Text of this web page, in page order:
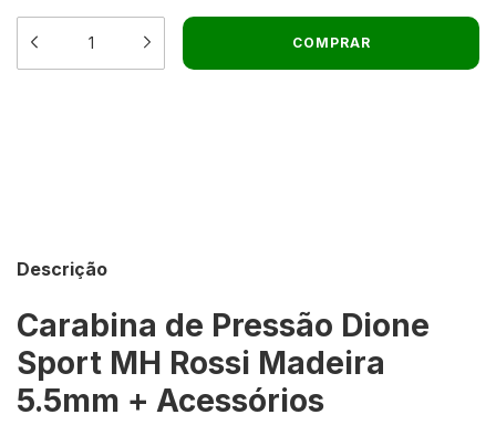
Descrição
Carabina de Pressão Dione
Sport MH Rossi Madeira
5.5mm + Acessórios